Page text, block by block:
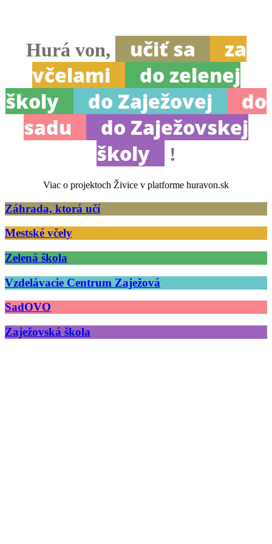
Hurá von, učiť sa
za
včelami
do zelenej
školy
do Zaježovej
do
sadu
do Zaježovskej
školy
!
Viac o projektoch Živice v platforme huravon.sk
Záhrada, ktorá učí
Mestské včely
Zelená škola
Vzdelávacie Centrum Zaježová
SadOVO
Zaježovská škola